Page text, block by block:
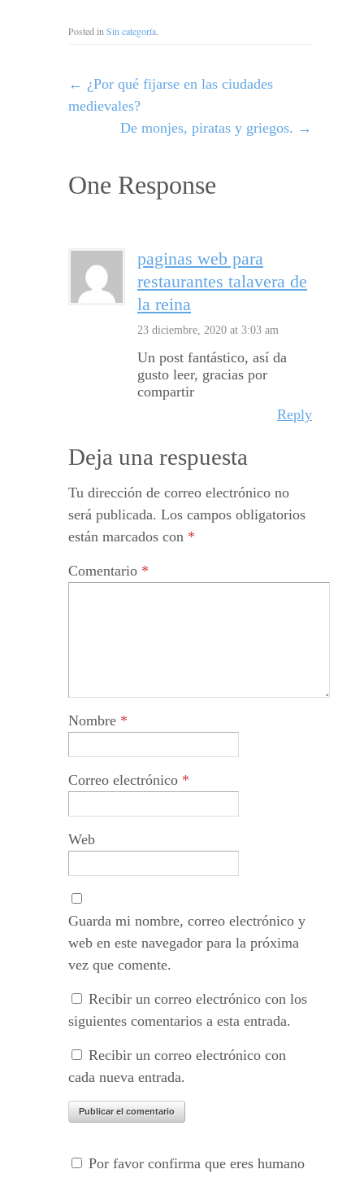
Posted inSin categoría.
← ¿Por qué fijarse en las ciudades
medievales?
De monjes, piratas y griegos. →
One Response
paginas web para
restaurantes talavera de
la reina
23 diciembre, 2020 at 3:03 am
Un post fantástico, así da
gusto leer, gracias por
compartir
Reply
Deja una respuesta
Tu dirección de correo electrónico no
será publicada. Los campos obligatorios
están marcados con *
Comentario *
Nombre *
Correo electrónico *
Web
Guarda mi nombre, correo electrónico y
web en este navegador para la próxima
vez que comente.
Recibir un correo electrónico con los
siguientes comentarios a esta entrada.
Recibir un correo electrónico con
cada nueva entrada.
Por favor confirma que eres humano